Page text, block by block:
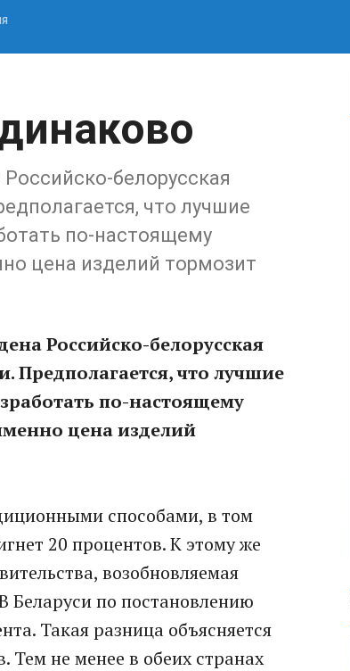
белорусская
что лучшие
по-настоящему
цена изделий тормозит
Российско-белорусская
Предполагается, что лучшие
по-настоящему
цена изделий
способами, в том
20 процентов. К этому же
возобновляемая
Беларуси по постановлению
Такая разница объясняется
Тем не менее в обеих странах